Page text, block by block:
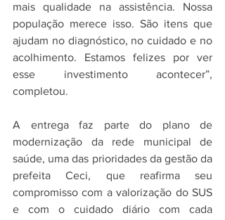
mais qualidade na assistência. Nossa
população merece isso. São itens que
ajudam no diagnóstico, no cuidado e no
acolhimento. Estamos felizes por ver
esse investimento acontecer”,
completou.
A entrega faz parte do plano de
modernização da rede municipal de
saúde, uma das prioridades da gestão da
prefeita Ceci, que reafirma seu
compromisso com a valorização do SUS
e com o cuidado diário com cada